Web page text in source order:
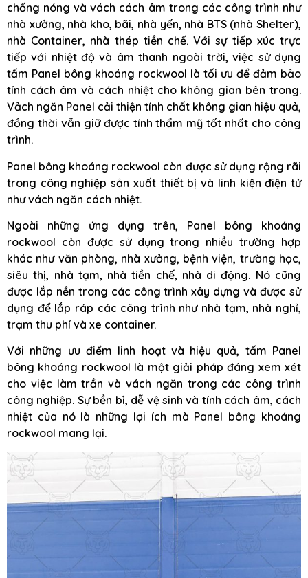
chống nóng và vách cách âm trong các công trình như
nhà xưởng, nhà kho, bãi, nhà yến, nhà BTS (nhà Shelter),
nhà Container, nhà thép tiền chế. Với sự tiếp xúc trực
tiếp với nhiệt độ và âm thanh ngoài trời, việc sử dụng
tấm Panel bông khoáng rockwool là tối ưu để đảm bảo
tính cách âm và cách nhiệt cho không gian bên trong.
Vảch ngăn Panel cải thiện tính chất không gian hiệu quả,
đồng thời vẫn giữ được tính thẩm mỹ tốt nhất cho công
trình.
Panel bông khoáng rockwool còn được sử dụng rộng rãi
trong công nghiệp sản xuất thiết bị và linh kiện điện tử
như vách ngăn cách nhiệt.
Ngoài những ứng dụng trên, Panel bông khoáng
rockwool còn được sử dụng trong nhiều trường hợp
khác như văn phòng, nhà xưởng, bệnh viện, trường học,
siêu thị, nhà tạm, nhà tiền chế, nhà di động. Nó cũng
được lắp nền trong các công trình xây dựng và được sử
dụng để lắp ráp các công trình như nhà tạm, nhà nghỉ,
trạm thu phí và xe container.
Với những ưu điểm linh hoạt và hiệu quả, tấm Panel
bông khoáng rockwool là một giải pháp đáng xem xét
cho việc làm trần và vách ngăn trong các công trình
công nghiệp. Sự bền bỉ, dễ vệ sinh và tính cách âm, cách
nhiệt của nó là những lợi ích mà Panel bông khoáng
rockwool mang lại.